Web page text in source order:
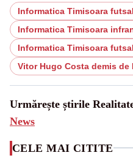
Informatica Timisoara futsal
Informatica Timisoara
Informatica Timisoara
Vitor Hugo Costa demis de
Urmărește știrile
News
CELE MAI CITITE